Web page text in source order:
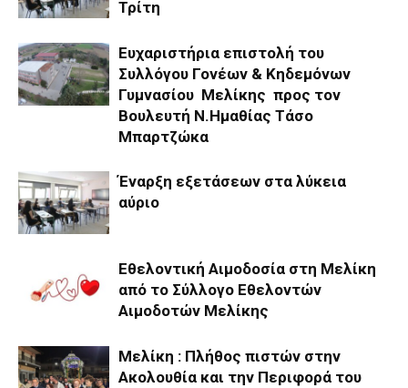
Τρίτη
Ευχαριστήρια επιστολή του
Συλλόγου Γονέων & Κηδεμόνων
Γυμνασίου Μελίκης προς τον
Βουλευτή Ν.Ημαθίας Τάσο
Μπαρτζώκα
Έναρξη εξετάσεων στα λύκεια
αύριο
Εθελοντική Αιμοδοσία στη Μελίκη
από το Σύλλογο Εθελοντών
Αιμοδοτών Μελίκης
Μελίκη : Πλήθος πιστών στην
Ακολουθία και την Περιφορά του